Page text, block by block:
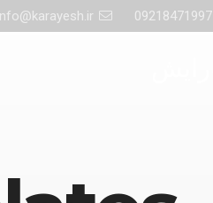
09218471997